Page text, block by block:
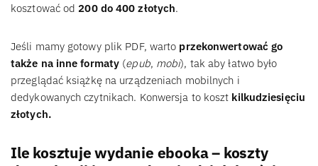
kosztować od 200 do 400 złotych.
Jeśli mamy gotowy plik PDF, warto przekonwertować go
także na inne formaty (epub, mobi), tak aby łatwo było
przeglądać książkę na urządzeniach mobilnych i
dedykowanych czytnikach. Konwersja to koszt kilkudziesięciu
złotych.
Ile kosztuje wydanie ebooka – koszty